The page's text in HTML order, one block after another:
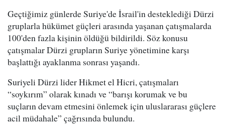
Geçtiğimiz günlerde Suriye'de İsrail'in desteklediği Dürzi
gruplarla hükümet güçleri arasında yaşanan çatışmalarda
100'den fazla kişinin öldüğü bildirildi. Söz konusu
çatışmalar Dürzi grupların Suriye yönetimine karşı
başlattığı ayaklanma sonrası yaşandı.
Suriyeli Dürzi lider Hikmet el Hicri, çatışmaları
“soykırım” olarak kınadı ve “barışı korumak ve bu
suçların devam etmesini önlemek için uluslararası güçlere
acil müdahale” çağrısında bulundu.